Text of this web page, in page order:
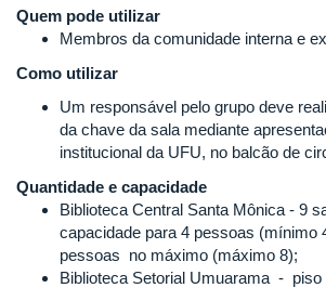
Quem pode utilizar
Membros da comunidade interna e
Como utilizar
Um responsável pelo grupo deve
da chave da sala mediante
institucional da UFU, no balcão de
Quantidade e capacidade
Biblioteca Central Santa Mônica - 9
capacidade para 4 pessoas (mínimo
pessoas no máximo (máximo 8);
Biblioteca Setorial Umuarama - piso